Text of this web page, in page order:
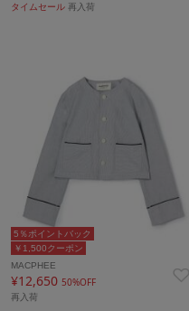
タイムセール 再入荷
￥1,500クーポン
5％ポイントバック
MACPHEE
¥12,650 50%OFF
再入荷